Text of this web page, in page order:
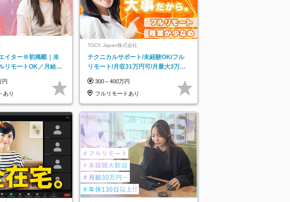
イター※初掲載｜未
リモートOK／月給32
円
あり
TDCX Japan株式会社
テクニカルサポート/未経験OK/フル
リモート/月収31万円可/月最大3万の
300～400万円
フルリモートあり